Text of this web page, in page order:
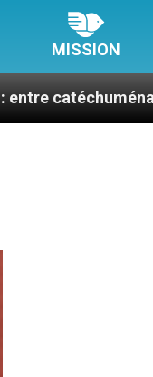
MISSION
paix et défis